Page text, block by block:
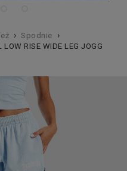
› Spodnie ›
LOW RISE WIDE LEG JOGG